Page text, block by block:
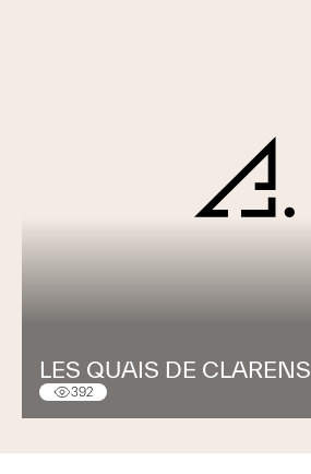
LES QUAIS DE CLARENS
392